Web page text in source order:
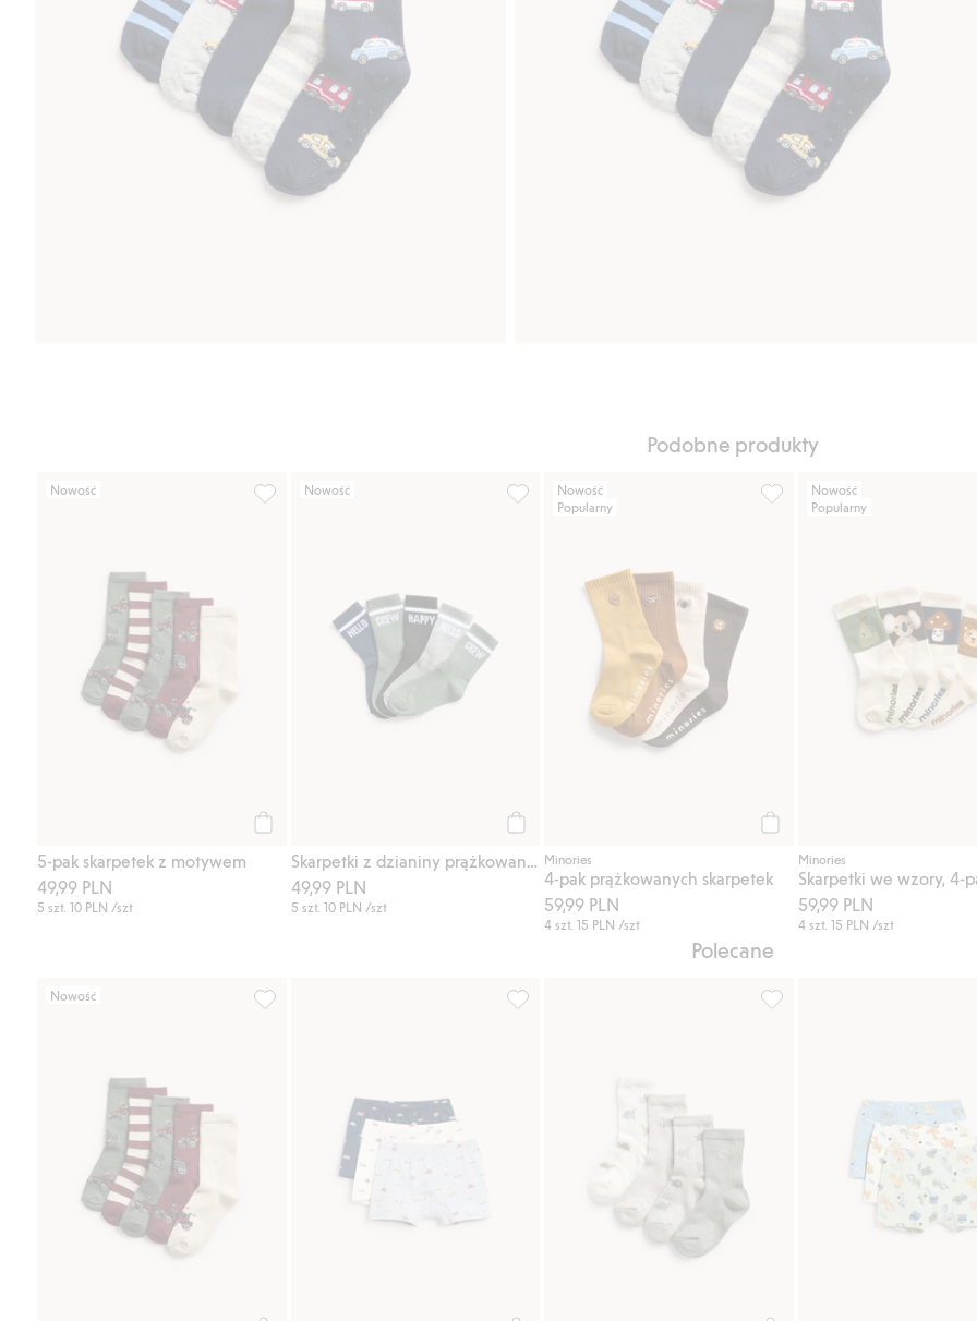
Podobne produkty
Nowość
5-pak skarpetek z motywem
49,99 PLN
5 szt. 10 PLN /szt
5-pak skarpetek z motywem, Dodaj do listy ulubione
Nowość
Skarpetki z dzianiny prążkowanej, 5-pak
49,99 PLN
5 szt. 10 PLN /szt
Skarpetki z dzianiny prążkowanej, 5-pak, Dodaj do listy ulubione
Nowość
Popularny
Minories
4-pak prążkowanych skarpetek
59,99 PLN
4 szt.15 PLN /szt
4-pak prążkowanych
Nowość
Popularny
Minories
Skarpetki we wzory, 4-
59,99 PLN
4 szt.15 PLN /szt
Polecane
Nowość